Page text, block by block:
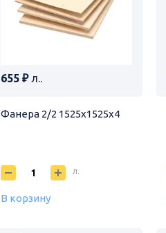
655 ₽л..
Фанера 2/2 1525х1525х4
л.
В корзину